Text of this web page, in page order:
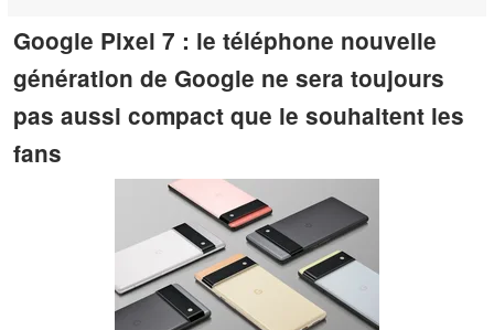
Google Pixel 7 : le téléphone nouvelle
génération de Google ne sera toujours
pas aussi compact que le souhaitent les
fans